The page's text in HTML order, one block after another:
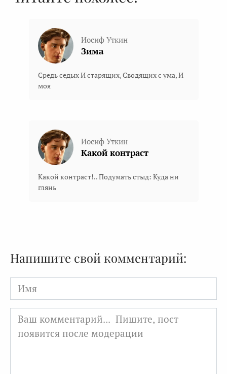
Иосиф Уткин
Зима
Средь седых И старящих, Сводящих с ума, И
моя
Иосиф Уткин
Какой контраст
Какой контраст!.. Подумать стыд: Куда ни
глянь
Напишите свой комментарий:
Имя